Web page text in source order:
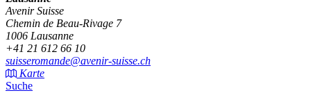
Avenir Suisse
Chemin de Beau-Rivage 7
1006 Lausanne
+41 21 612 66 10
suisseromande@avenir-suisse.ch
Karte
Suche